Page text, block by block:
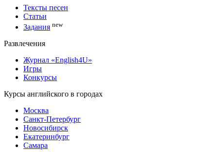
Тексты песен
Статьи
Задания new
Развлечения
Журнал «English4U»
Игры
Конкурсы
Курсы английского в городах
Москва
Санкт-Петербург
Новосибирск
Екатеринбург
Самара